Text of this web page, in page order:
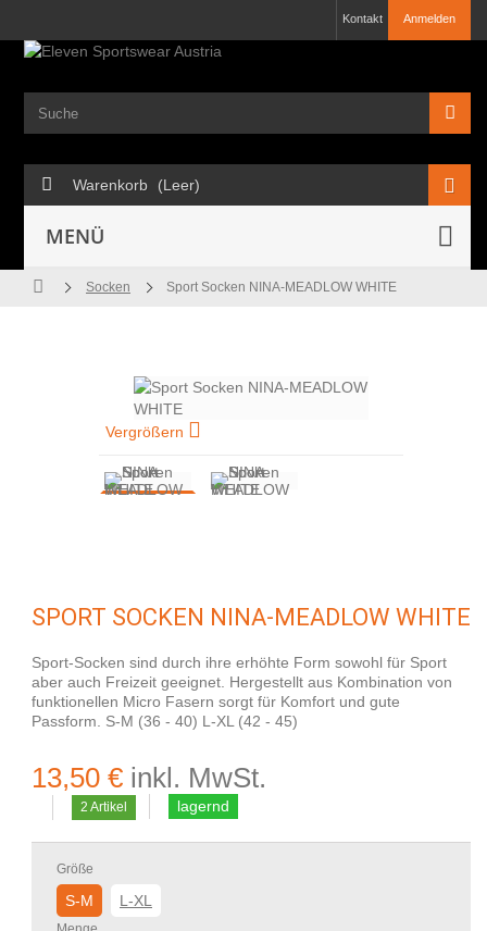
Anmelden
Kontakt
Warenkorb (Leer)
MENÜ
Socken Sport Socken NINA-MEADLOW WHITE
Vergrößern
SPORT SOCKEN NINA-MEADLOW WHITE
Sport-Socken sind durch ihre erhöhte Form sowohl für Sport
aber auch Freizeit geeignet. Hergestellt aus Kombination von
funktionellen Micro Fasern sorgt für Komfort und gute
Passform. S-M (36 - 40) L-XL (42 - 45)
13,50 € inkl. MwSt.
2 Artikel lagernd
Größe
S-M L-XL